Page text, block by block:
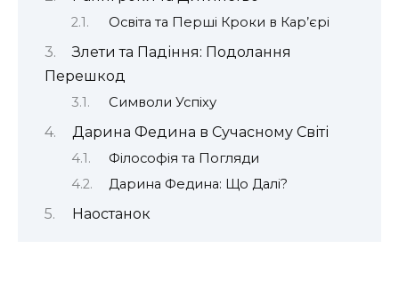
Освіта та Перші Кроки в Кар’єрі
Злети та Падіння: Подолання
Перешкод
Символи Успіху
Дарина Федина в Сучасному Світі
Філософія та Погляди
Дарина Федина: Що Далі?
Наостанок